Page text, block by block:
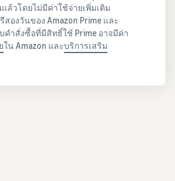
ล้วโดยไม่มีค่าใช้จ่ายเพิ่มเติม
องวันของ Amazon Prime และ
คำสั่งซื้อที่มีสิทธิ์ใช้ Prime อาจมีค่า
ใน Amazon และบริการเสริม